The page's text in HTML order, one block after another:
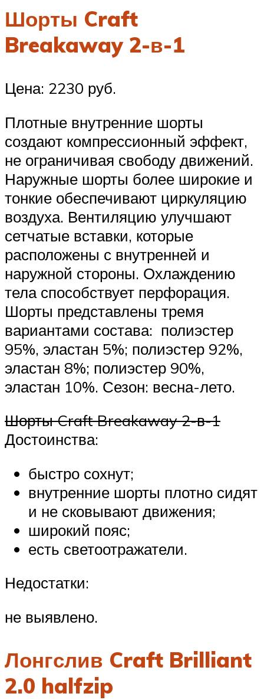
Шорты Craft
Breakaway 2-в-1
Цена: 2230 руб.
Плотные внутренние шорты
создают компрессионный эффект,
не ограничивая свободу движений.
Наружные шорты более широкие и
тонкие обеспечивают циркуляцию
воздуха. Вентиляцию улучшают
сетчатые вставки, которые
расположены с внутренней и
наружной стороны. Охлаждению
тела способствует перфорация.
Шорты представлены тремя
вариантами состава: полиэстер
95%, эластан 5%; полиэстер 92%,
эластан 8%; полиэстер 90%,
эластан 10%. Сезон: весна-лето.
Шорты Craft Breakaway 2-в-1
Достоинства:
быстро сохнут;
внутренние шорты плотно сидят
и не сковывают движения;
широкий пояс;
есть светоотражатели.
Недостатки:
не выявлено.
Лонгслив Craft Brilliant
2.0 halfzip